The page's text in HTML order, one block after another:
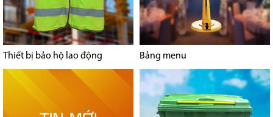
Thiết bị bảo hộ lao động Bảng menu